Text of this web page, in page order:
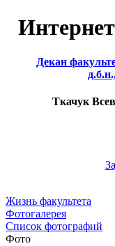
Декан
Ткачук
Жизнь факультета
Фотогалерея
Список фотографий
Фото